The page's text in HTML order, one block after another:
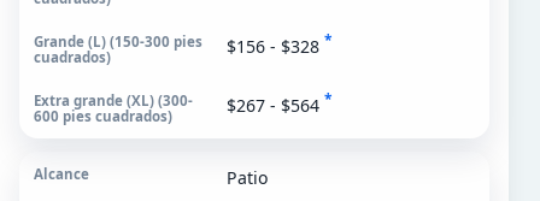
$156 - $328 *
$267 - $564 *
Patio